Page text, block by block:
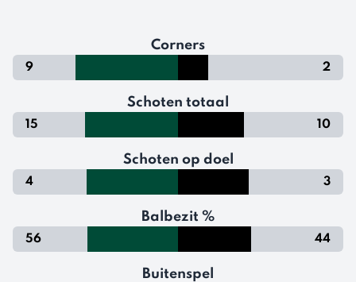
Corners
9 2
Schoten totaal
15 10
Schoten op doel
4 3
Balbezit %
56 44
Buitenspel